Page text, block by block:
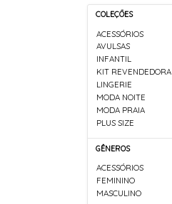
COLEÇÕES
ACESSÓRIOS
AVULSAS
INFANTIL
KIT REVENDEDORA
LINGERIE
MODA NOITE
MODA PRAIA
PLUS SIZE
GÊNEROS
ACESSÓRIOS
FEMININO
MASCULINO